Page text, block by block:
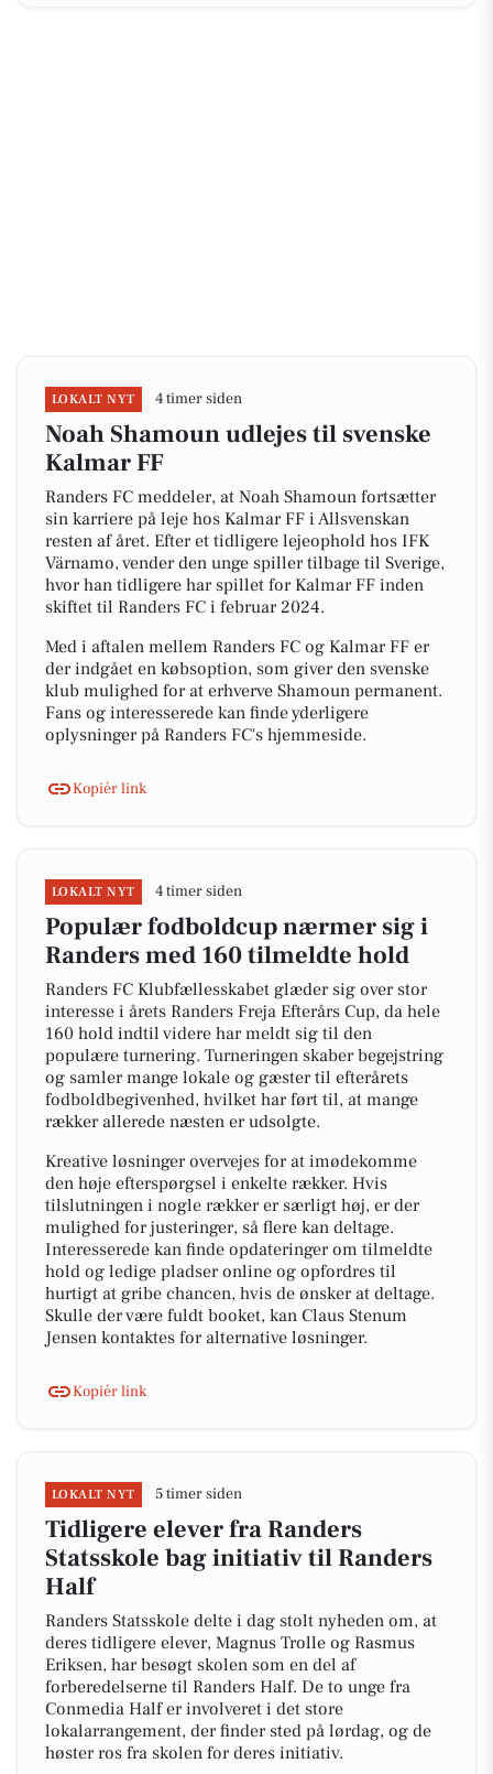
LOKALT NYT 4 timer siden
Noah Shamoun udlejes til svenske
Kalmar FF
Randers FC meddeler, at Noah Shamoun fortsætter
sin karriere på leje hos Kalmar FF i Allsvenskan
resten af året. Efter et tidligere lejeophold hos IFK
Värnamo, vender den unge spiller tilbage til Sverige,
hvor han tidligere har spillet for Kalmar FF inden
skiftet til Randers FC i februar 2024.
Med i aftalen mellem Randers FC og Kalmar FF er
der indgået en købsoption, som giver den svenske
klub mulighed for at erhverve Shamoun permanent.
Fans og interesserede kan finde yderligere
oplysninger på Randers FC's hjemmeside.
Kopiér link
LOKALT NYT 4 timer siden
Populær fodboldcup nærmer sig i
Randers med 160 tilmeldte hold
Randers FC Klubfællesskabet glæder sig over stor
interesse i årets Randers Freja Efterårs Cup, da hele
160 hold indtil videre har meldt sig til den
populære turnering. Turneringen skaber begejstring
og samler mange lokale og gæster til efterårets
fodboldbegivenhed, hvilket har ført til, at mange
rækker allerede næsten er udsolgte.
Kreative løsninger overvejes for at imødekomme
den høje efterspørgsel i enkelte rækker. Hvis
tilslutningen i nogle rækker er særligt høj, er der
mulighed for justeringer, så flere kan deltage.
Interesserede kan finde opdateringer om tilmeldte
hold og ledige pladser online og opfordres til
hurtigt at gribe chancen, hvis de ønsker at deltage.
Skulle der være fuldt booket, kan Claus Stenum
Jensen kontaktes for alternative løsninger.
Kopiér link
LOKALT NYT 5 timer siden
Tidligere elever fra Randers
Statsskole bag initiativ til Randers
Half
Randers Statsskole delte i dag stolt nyheden om, at
deres tidligere elever, Magnus Trolle og Rasmus
Eriksen, har besøgt skolen som en del af
forberedelserne til Randers Half. De to unge fra
Conmedia Half er involveret i det store
lokalarrangement, der finder sted på lørdag, og de
høster ros fra skolen for deres initiativ.